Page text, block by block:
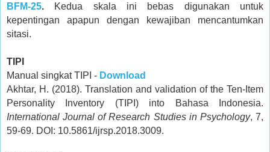
BFM-25. Kedua skala ini bebas digunakan untuk
kepentingan apapun dengan kewajiban mencantumkan
sitasi.
TIPI
Manual singkat TIPI - Download
Akhtar, H. (2018). Translation and validation of the Ten-Item
Personality Inventory (TIPI) into Bahasa Indonesia.
International Journal of Research Studies in Psychology, 7,
59-69. DOI: 10.5861/ijrsp.2018.3009.